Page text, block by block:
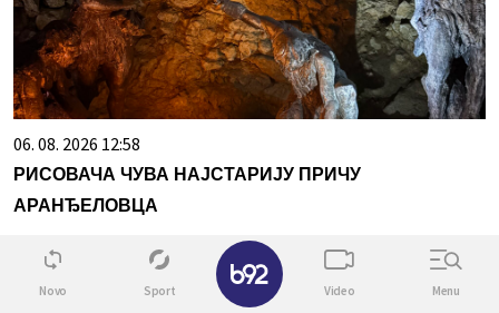
06. 08. 2026 12:58
РИСОВАЧА ЧУВА НАЈСТАРИЈУ ПРИЧУ
АРАНЂЕЛОВЦА
Novo Sport Video Menu
✕